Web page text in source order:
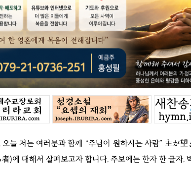
늘 저는 여러분과 함께 “주님이 원하시는 사람” 主が
에 대해서 살펴보고자 합니다. 주보에는 한자 한 글자.